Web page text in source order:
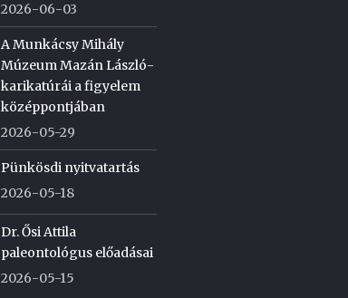
2026-06-03
A Munkácsy Mihály
Múzeum Mazán László-
karikatúrái a figyelem
középpontjában
2026-05-29
Pünkösdi nyitvatartás
2026-05-18
Dr. Ősi Attila
paleontológus előadásai
2026-05-15